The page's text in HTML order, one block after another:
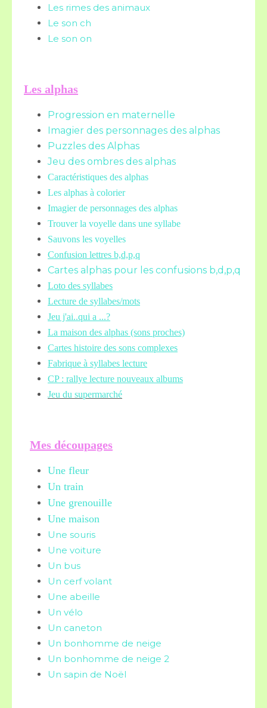
Les rimes des animaux
Le son ch
Le son on
Les alphas
Progression en maternelle
Imagier des personnages des alphas
Puzzles des Alphas
Jeu des ombres des alphas
Caractéristiques des alphas
Les alphas à colorier
Imagier de personnages des alphas
Trouver la voyelle dans une syllabe
Sauvons les voyelles
Confusion lettres b,d,p,q
Cartes alphas pour les confusions b,d,p,q
Loto des syllabes
Lecture de syllabes/mots
Jeu j'ai..qui a ...?
La maison des alphas (sons proches)
Cartes histoire des sons complexes
Fabrique à syllabes lecture
CP : rallye lecture nouveaux albums
Jeu du supermarché
Mes découpages
Une fleur
Un train
Une grenouille
Une maison
Une souris
Une voiture
Un bus
Un cerf volant
Une abeille
Un vélo
Un caneton
Un bonhomme de neige
Un bonhomme de neige 2
Un sapin de Noël